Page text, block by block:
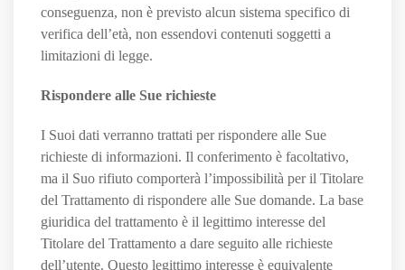
conseguenza, non è previsto alcun sistema specifico di
verifica dell’età, non essendovi contenuti soggetti a
limitazioni di legge.
Rispondere alle Sue richieste
I Suoi dati verranno trattati per rispondere alle Sue
richieste di informazioni. Il conferimento è facoltativo,
ma il Suo rifiuto comporterà l’impossibilità per il Titolare
del Trattamento di rispondere alle Sue domande. La base
giuridica del trattamento è il legittimo interesse del
Titolare del Trattamento a dare seguito alle richieste
dell’utente. Questo legittimo interesse è equivalente